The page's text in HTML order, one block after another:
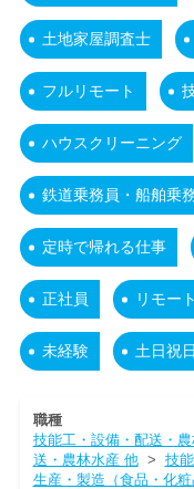
土地家屋調査士
フルリモート
ハウスクリーニング
鉄道乗務員・船舶乗
定時で帰れる仕事
正社員 リモー
未経験 土日祝
職種
技能工・設備・配送・
送・農林水産 他> 技
生産・製造（食品・化粧